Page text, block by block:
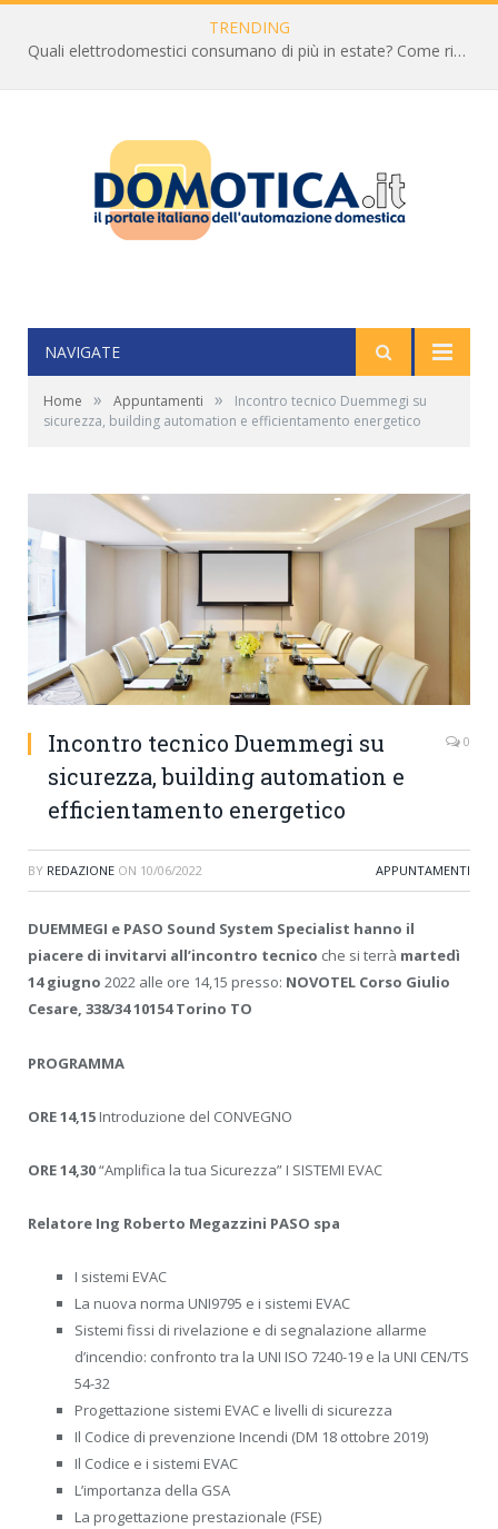
TRENDING
Quali elettrodomestici consumano di più in estate? Come ridurre la bolletta
NAVIGATE
Home » Appuntamenti »
Incontro tecnico Duemmegi su
sicurezza, building automation e efficientamento energetico
Incontro tecnico Duemmegi su
sicurezza, building automation e
efficientamento energetico
0
BY REDAZIONE ON 10/06/2022 APPUNTAMENTI
DUEMMEGI e PASO Sound System Specialist hanno il
piacere di invitarvi all’incontro tecnico che si terrà martedì
14 giugno 2022 alle ore 14,15 presso: NOVOTEL Corso Giulio
Cesare, 338/34 10154 Torino TO
PROGRAMMA
ORE 14,15 Introduzione del CONVEGNO
ORE 14,30“Amplifica la tua Sicurezza” I SISTEMI EVAC
Relatore Ing Roberto Megazzini PASO spa
I sistemi EVAC
La nuova norma UNI9795 e i sistemi EVAC
Sistemi fissi di rivelazione e di segnalazione allarme
d’incendio: confronto tra la UNI ISO 7240-19 e la UNI CEN/TS
54-32
Progettazione sistemi EVAC e livelli di sicurezza
Il Codice di prevenzione Incendi (DM 18 ottobre 2019)
Il Codice e i sistemi EVAC
L’importanza della GSA
La progettazione prestazionale (FSE)